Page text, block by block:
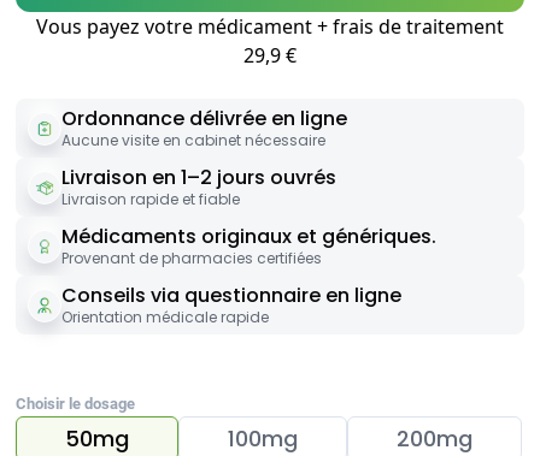
Vous payez votre médicament + frais de traitement
29,9 €
Ordonnance délivrée en ligne
Aucune visite en cabinet nécessaire
Livraison en 1–2 jours ouvrés
Livraison rapide et fiable
Médicaments originaux et génériques.
Provenant de pharmacies certifiées
Conseils via questionnaire en ligne
Orientation médicale rapide
Choisir le dosage
50mg 100mg 200mg